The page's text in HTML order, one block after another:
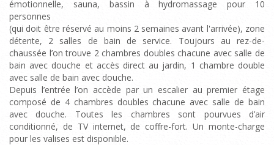
émotionnelle, sauna, bassin à hydromassage pour 10
personnes
(qui doit être réservé au moins 2 semaines avant l'arrivée), zone
détente, 2 salles de bain de service. Toujours au rez-de-
chaussée l’on trouve 2 chambres doubles chacune avec salle de
bain avec douche et accès direct au jardin, 1 chambre double
avec salle de bain avec douche.
Depuis l’entrée l’on accède par un escalier au premier étage
composé de 4 chambres doubles chacune avec salle de bain
avec douche. Toutes les chambres sont pourvues d’air
conditionné, de TV internet, de coffre-fort. Un monte-charge
pour les valises est disponible.